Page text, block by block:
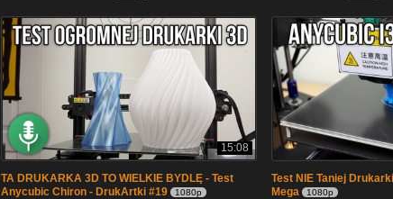
15:08
TA DRUKARKA 3D TO WIELKIE BYDLĘ - Test
Anycubic Chiron - DrukArtki #19
1080p
Test NIE Taniej
Mega
1080p